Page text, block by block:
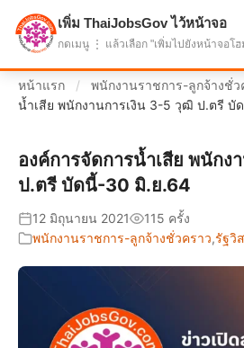
แบ่งปันโอกาส เพื่ออนาคตที่ก้าวหน้า
หน้าแรก / พนักงานราชการ-ลูกจ้างชั่ว
น้ำเสีย พนักงานการเงิน 3-5 วุฒิ ป.ตรี บั
องค์การจัดการน้ำเสีย พนักง
ป.ตรี บัดนี้-30 มิ.ย.64
12 มิถุนายน 2021
115 ครั้ง
พนักงานราชการ-ลูกจ้างชั่วคราว,รัฐวิ
เพิ่ม ThaiJobsGov ไว้หน้าจอ
กดเมนู ⋮ แล้วเลือก "เพิ่มไปยังหน้าจอโฮ